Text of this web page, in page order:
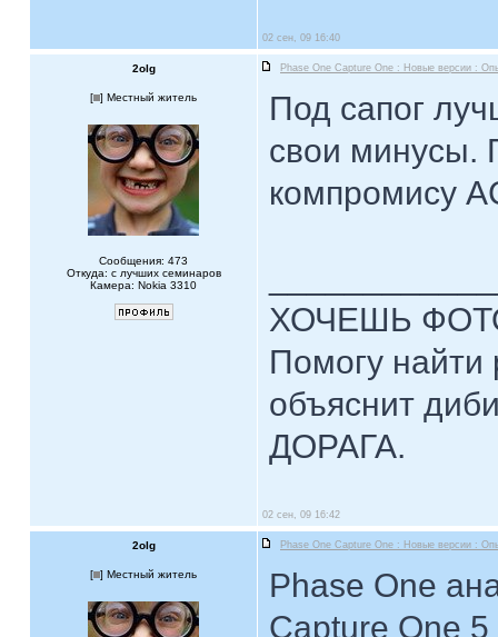
02 сен, 09 16:40
2olg Phase One Capture One : Новые версии :
[ ] Местный житель
Сообщения: 473
Откуда: с лучших семинаров
Камера: Nokia 3310
Под сапог
свои минусы.
компромису
ХОЧЕШЬ
Помогу найти
объяснит
ДОРАГА.
02 сен, 09 16:42
2olg Phase One Capture One : Новые версии :
[ ] Местный житель
Phase One
Capture One 5